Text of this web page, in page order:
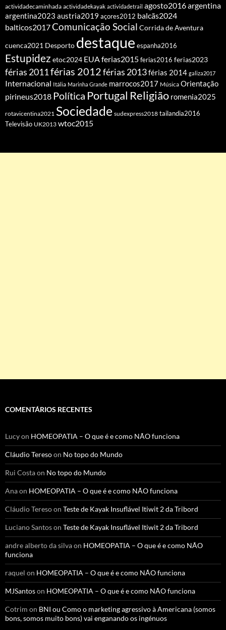
actividadecaminhada actividadekayak actividadetrail agosto2016argentina
argentina2023 austria2019 açores2012 balcãs2024
balticos2017Comunicação Social Corrida de Aventura
cuenca2021 Desporto destaque espanha2016
Estupidez etoc2024 EUAferias2015ferias2016 ferias2023
férias 2011férias 2012férias 2013férias 2014 galiza2017
Internacional Itália Marinha Grande marrocos2017 Música Orientação
pirineus2018 Política Portugal Religião romenia2025
rotavicentina2021 Sociedade sudexpress2018 tailandia2016
Televisão UK2013 wtoc2015
COMENTÁRIOS RECENTES
Lucyon HOMEOPATIA – O que é e como NÃO funciona
Cláudio Teresoon No topo do Mundo
Rui Costaon No topo do Mundo
Anaon HOMEOPATIA – O que é e como NÃO funciona
Cláudio Teresoon Teste de Kayak Insuflável Itiwit 2 da Tribord
Luciano Santoson Teste de Kayak Insuflável Itiwit 2 da Tribord
andre alberto da silvaon HOMEOPATIA – O que é e como NÃO
funciona
raquel on HOMEOPATIA – O que é e como NÃO funciona
MJSantoson HOMEOPATIA – O que é e como NÃO funciona
Cotrim on BNI ou Como o marketing agressivo à Americana (somos
bons, somos muito bons) vai enganando os ingénuos